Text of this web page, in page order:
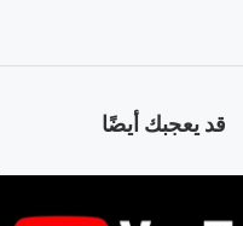
قد يعجبك أيضًا